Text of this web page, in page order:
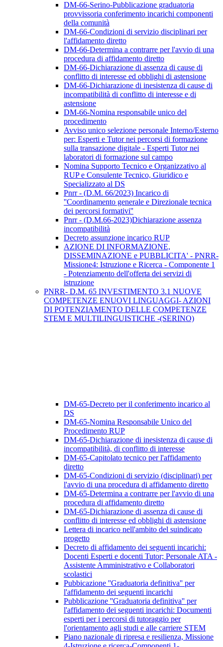
DM-66-Serino-Pubblicazione graduatoria
provvissoria conferimento incarichi componenti
della comunità
DM-66-Condizioni di servizio disciplinari per
l'affidamento diretto
DM-66-Determina a contrarre per l'avvio di una
procedura di affidamento diretto
DM-66-Dichiarazione di assenza di cause di
conflitto di interesse ed obblighi di astensione
DM-66-Dichiarazione di inesistenza di cause di
incompatibilità di conflitto di interesse e di
astensione
DM-66-Nomina responsabile unico del
procedimento
Avviso unico selezione personale Interno/Esterno
per: Esperti e Tutor nei percorsi di formazione
sulla transazione digitale - Esperti Tutor nei
laboratori di formazione sul campo
Nomina Supporto Tecnico e Organizzativo al
RUP e Consulente Tecnico, Giuridico e
Specializzato al DS
Pnrr - (D.M. 66/2023) Incarico di
''Coordinamento generale e Direzionale tecnica
dei percorsi formativi''
Pnrr - (D.M.66-2023)Dichiarazione assenza
incompatibilità
Decreto assunzione incarico RUP
AZIONE DI INFORMAZIONE,
DISSEMINAZIONE e PUBBLICITA' - PNRR-
Missione4: Istruzione e Ricerca - Componente 1
- Potenziamento dell'offerta dei servizi di
istruzione
PNRR- D.M. 65 INVESTIMENTO 3.1 NUOVE
COMPETENZE ENUOVI LINGUAGGI- AZIONI
DI POTENZIAMENTO DELLE COMPETENZE
STEM E MULTILINGUISTICHE -(SERINO)
DM-65-Decreto per il conferimento incarico al
DS
DM-65-Nomina Responsabile Unico del
Procedimento RUP
DM-65-Dichiarazione di inesistenza di cause di
incompatibilità, di conflitto di interesse
DM-65-Capitolato tecnico per l'affidamento
diretto
DM-65-Condizioni di servizio (disciplinari) per
l'avvio di una procedura di affidamento diretto
DM-65-Determina a contrarre per l'avvio di una
procedura di affidamento diretto
DM-65-Dichiarazione di assenza di cause di
conflitto di interesse ed obblighi di astensione
Lettera di incarico nell'ambito del suindicato
progetto
Decreto di affidamento dei seguenti incarichi:
Docenti Esperti e docenti Tutor; Personale ATA -
Assistente Amministrativo e Collaboratori
scolastici
Pubbicazione ''Graduatoria definitiva'' per
l'affidamento dei seguenti incarichi
Pubblicazione ''Graduatoria definitiva'' per
l'affidamento dei seguenti incarichi: Documenti
esperti per i percorsi di tutoraggio per
l'orientamento agli studi e alle carriere STEM
Piano nazionale di ripresa e resilienza, Missione